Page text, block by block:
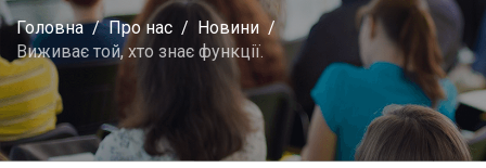
Головна Про нас
Новини
Виживає той, хто знає функції.